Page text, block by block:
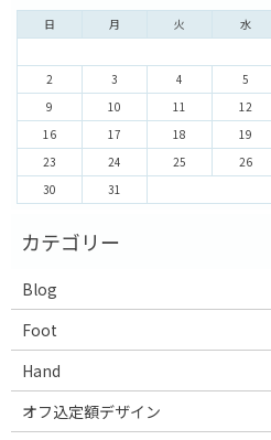
日 月 火 水
2
3 4 5
9
10 11 12
16
17 18 19
23
24 25 26
30
31
Blog
Foot
Hand
オフ込定額デザイン